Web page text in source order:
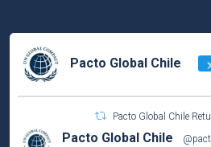
Pacto Global Chile
Pacto Global Chile
Pacto Global Chile